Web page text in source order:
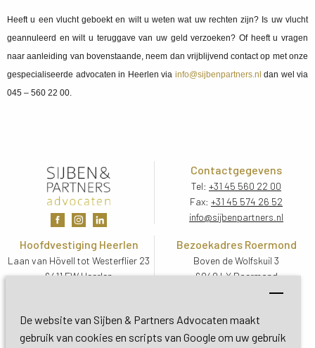
De website van Sijben & Partners Advocaten maakt
gebruik van cookies en scripts van Google om uw gebruik
Heeft u een vlucht geboekt en wilt u weten wat uw rechten zijn? Is uw vlucht
geannuleerd en wilt u teruggave van uw geld verzoeken? Of heeft u vragen
naar aanleiding van bovenstaande, neem dan vrijblijvend contact op met onze
gespecialiseerde advocaten in Heerlen via info@sijbenpartners.nl dan wel via
045 – 560 22 00.
Contactgegevens
Tel: +31 45 560 22 00
Fax: +31 45 574 26 52
info@sijbenpartners.nl
Hoofdvestiging Heerlen
Laan van Hövell tot Westerflier 23
6411 EW Heerlen
Bezoekadres Roermond
Boven de Wolfskuil 3
6049 LX Roermond
Routebeschrijving
Bezoekadres De Bilt
Soestdijkseweg Zuid 13